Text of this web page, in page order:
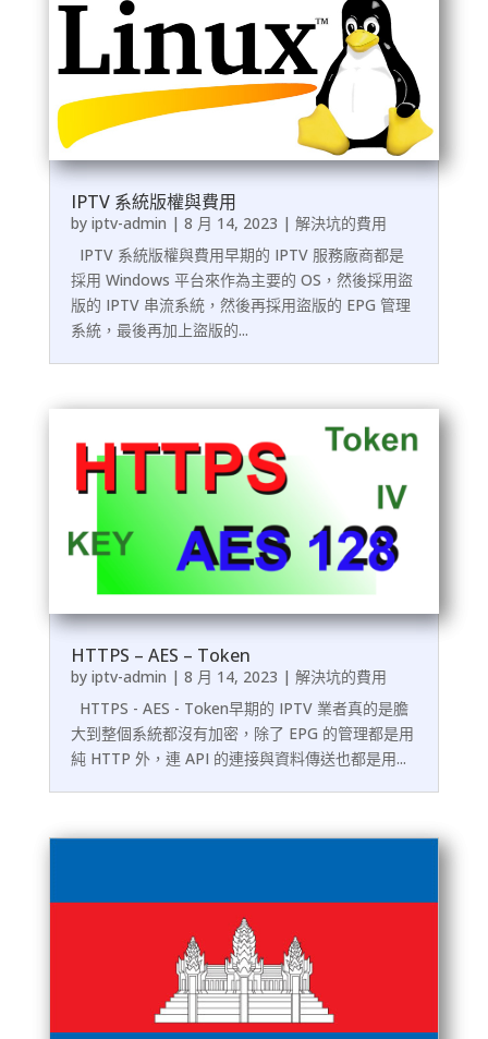
IPTV 系統版權與費用
by iptv-admin | 8 月 14, 2023 | 解決坑的費用
IPTV 系統版權與費用早期的 IPTV 服務廠商都是
採用 Windows 平台來作為主要的 OS，然後採用盜
版的 IPTV 串流系統，然後再採用盜版的 EPG 管理
系統，最後再加上盜版的...
HTTPS – AES – Token
by iptv-admin | 8 月 14, 2023 | 解決坑的費用
HTTPS - AES - Token早期的 IPTV 業者真的是膽
大到整個系統都沒有加密，除了 EPG 的管理都是用
純 HTTP 外，連 API 的連接與資料傳送也都是用...